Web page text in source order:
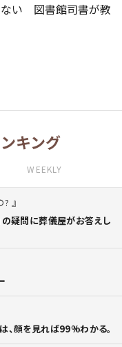
い 図書館司書が教
キング
WEEKLY
?
の疑問に葬儀屋がお答えし
顔を見れば99%わかる。